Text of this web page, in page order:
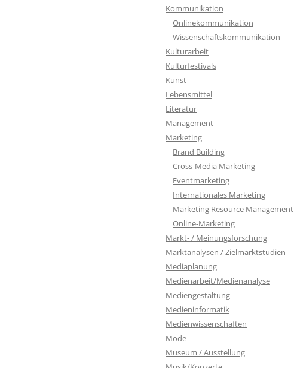
Kommunikation
Onlinekommunikation
Wissenschaftskommunikation
Kulturarbeit
Kulturfestivals
Kunst
Lebensmittel
Literatur
Management
Marketing
Brand Building
Cross-Media Marketing
Eventmarketing
Internationales Marketing
Marketing Resource Management
Online-Marketing
Markt- / Meinungsforschung
Marktanalysen / Zielmarktstudien
Mediaplanung
Medienarbeit/Medienanalyse
Mediengestaltung
Medieninformatik
Medienwissenschaften
Mode
Museum / Ausstellung